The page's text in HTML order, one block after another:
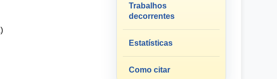
Trabalhos
decorrentes
Estatísticas
Como citar